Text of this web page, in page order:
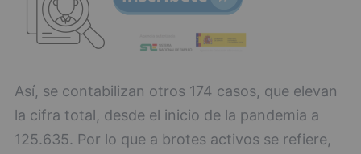
Así, se contabilizan otros 174 casos, que elevan
la cifra total, desde el inicio de la pandemia a
125.635. Por lo que a brotes activos se refiere,